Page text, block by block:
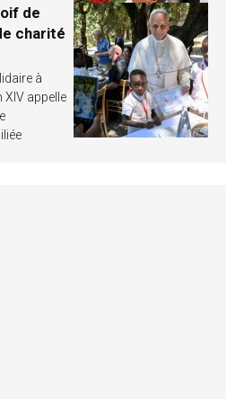
de
charité
à
XIV appelle